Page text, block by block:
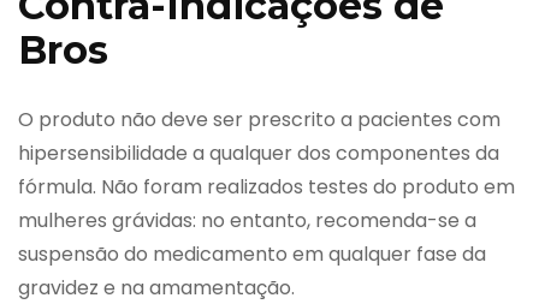
Bros
O produto não deve ser prescrito a pacientes com
hipersensibilidade a qualquer dos componentes da
fórmula. Não foram realizados testes do produto em
mulheres grávidas: no entanto, recomenda-se a
suspensão do medicamento em qualquer fase da
gravidez e na amamentação.